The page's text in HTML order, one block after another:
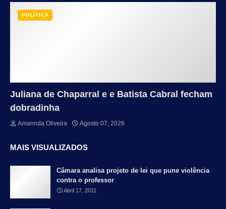
POLÍTICA
Juliana de Chaparral e e Batista Cabral fecham
dobradinha
Amannda Oliveira Agosto 07, 2026
MAIS VISUALIZADOS
Câmara analisa projeto de lei que pune violência
contra o professor
Abril 17, 2011